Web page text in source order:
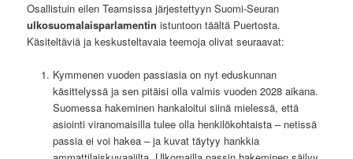
Osallistuin eilen Teamsissa järjestettyyn Suomi-Seuran
ulkosuomalaisparlamentin istuntoon täältä Puertosta.
Käsiteltäviä ja keskusteltavaia teemoja olivat seuraavat:
Kymmenen vuoden passiasia on nyt eduskunnan
käsittelyssä ja sen pitäisi olla valmis vuoden 2028 aikana.
Suomessa hakeminen hankaloitui siinä mielessä, että
asiointi viranomaisilla tulee olla henkilökohtaista – netissä
passia ei voi hakea – ja kuvat täytyy hankkia